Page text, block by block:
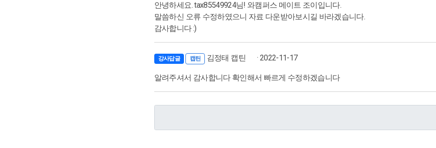
안녕하세요. tax85549924님! 와캠퍼스 메이트 조이입니다.
말씀하신 오류 수정하였으니 자료 다운받아보시길 바라겠습니다.
감사합니다 :)
강사답글 캡틴 김정태 캡틴 · 2022-11-17
알려주셔서 감사합니다 확인해서 빠르게 수정하겠습니다